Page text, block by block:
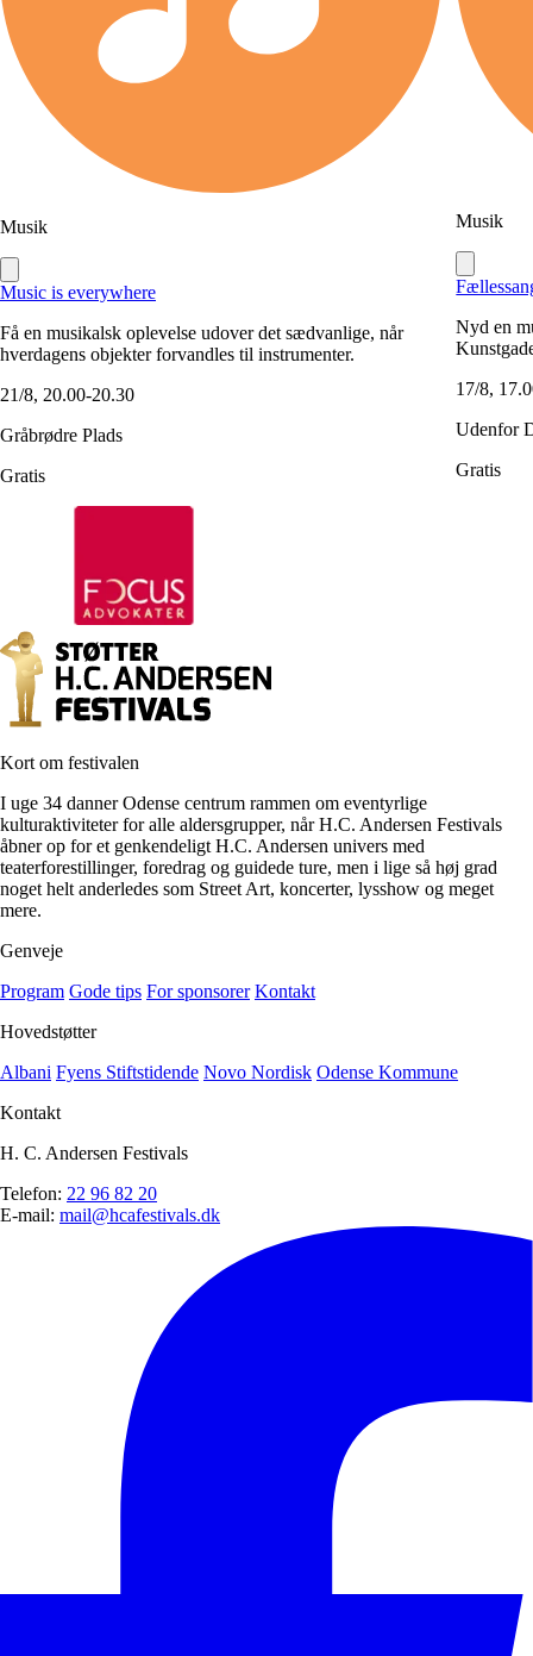
Musik
Music is everywhere
Få en musikalsk oplevelse udover det sædvanlige, når
hverdagens objekter forvandles til instrumenter.
21/8, 20.00-20.30
Gråbrødre Plads
Gratis
Musik
Nyd en
17/8,
Udenfor
Gratis
Kort om festivalen
I uge 34 danner Odense centrum rammen om eventyrlige
kulturaktiviteter for alle aldersgrupper, når H.C. Andersen Festivals
åbner op for et genkendeligt H.C. Andersen univers med
teaterforestillinger, foredrag og guidede ture, men i lige så høj grad
noget helt anderledes som Street Art, koncerter, lysshow og meget
mere.
Genveje
Program Gode tips For sponsorer Kontakt
Hovedstøtter
Albani Fyens Stiftstidende Novo Nordisk Odense Kommune
Kontakt
H. C. Andersen Festivals
Telefon: 22 96 82 20
E-mail: mail@hcafestivals.dk